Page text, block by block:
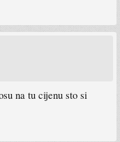
na tu cijenu sto si